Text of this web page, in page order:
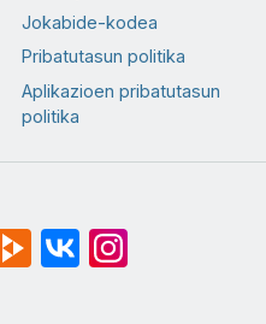
Jokabide-kodea
Pribatutasun politika
Aplikazioen pribatutasun
politika